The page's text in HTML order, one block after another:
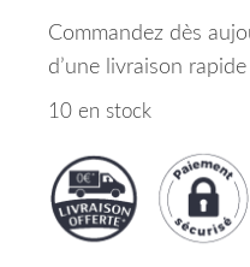
Commandez dès
d’une livraison
10 en stock